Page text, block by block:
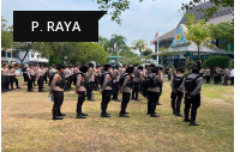
P. RAYA